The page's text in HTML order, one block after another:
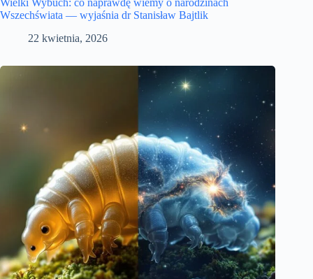
Wszechświata — wyjaśnia dr Stanisław Bajtlik
22 kwietnia, 2026